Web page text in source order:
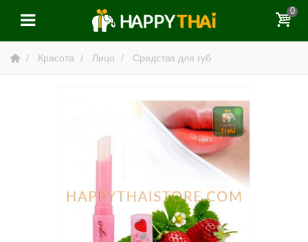
0
Красота Лицо Средства для губ